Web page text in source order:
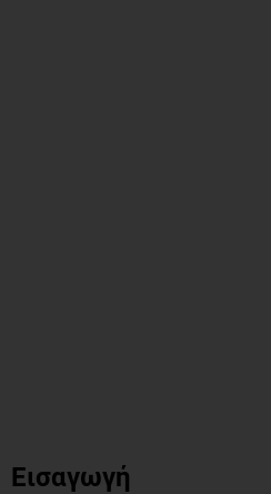
Εισαγωγή